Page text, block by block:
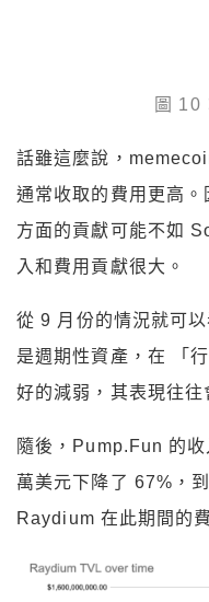
圖 10
話雖這麼說，
通常收取的費用更高
方面的貢獻可能不如
入和費用貢獻很大。
從 9 月份的情況就可
是週期性資產，在 「
好的減弱，其表現往往
隨後，Pump.Fun 的
萬美元下降了 67%，
Raydium 在此期間的